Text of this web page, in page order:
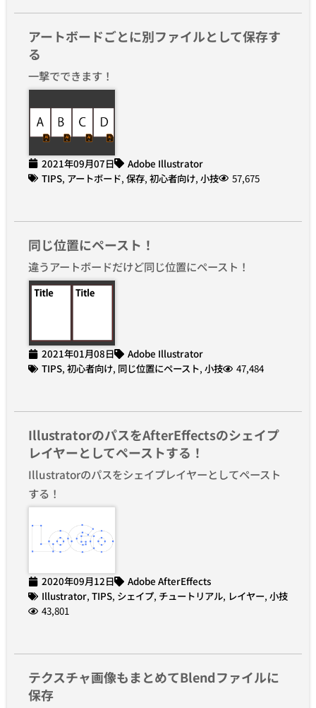
アートボードごとに別ファイルとして保存す
る
一撃でできます！
2021年09月07日
Adobe Illustrator
TIPS, アートボード, 保存, 初心者向け, 小技 57,675
同じ位置にペースト！
違うアートボードだけど同じ位置にペースト！
2021年01月08日
Adobe Illustrator
TIPS, 初心者向け, 同じ位置にペースト, 小技 47,484
IllustratorのパスをAfterEffectsのシェイプ
レイヤーとしてペーストする！
Illustratorのパスをシェイプレイヤーとしてペースト
する！
2020年09月12日
Adobe AfterEffects
Illustrator, TIPS, シェイプ, チュートリアル, レイヤー, 小技
43,801
テクスチャ画像もまとめてBlendファイルに
保存